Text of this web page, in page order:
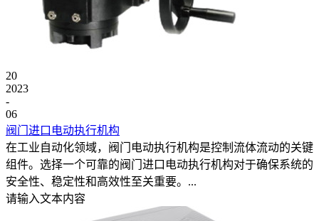
20
2023
-
06
阀门进口电动执行机构
在工业自动化领域，阀门电动执行机构是控制流体流动的关键
组件。选择一个可靠的阀门进口电动执行机构对于确保系统的
安全性、稳定性和高效性至关重要。...
请输入文本内容